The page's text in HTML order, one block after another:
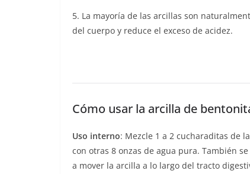
5. La mayoría de las arcillas son
del cuerpo y reduce el exceso de acidez.
Cómo usar la arcilla de
Uso interno: Mezcle 1 a 2 cucharaditas de
con otras 8 onzas de agua pura. También
a mover la arcilla a lo largo del tracto